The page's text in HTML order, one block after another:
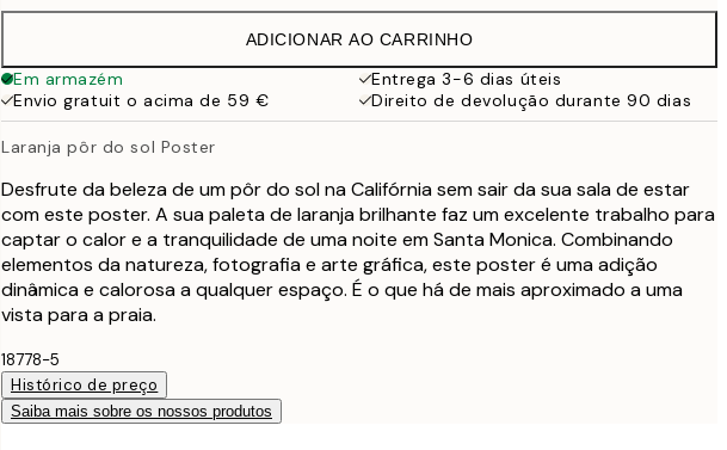
32,45 €
ADICIONAR AO CARRINHO
Em armazém
Entrega 3-6 dias úteis
Envio gratuit o acima de 59 €
Direito de devolução durante 90 dias
Laranja pôr do sol Poster
Desfrute da beleza de um pôr do sol na Califórnia sem sair da sua sala de estar
com este poster. A sua paleta de laranja brilhante faz um excelente trabalho para
captar o calor e a tranquilidade de uma noite em Santa Monica. Combinando
elementos da natureza, fotografia e arte gráfica, este poster é uma adição
dinâmica e calorosa a qualquer espaço. É o que há de mais aproximado a uma
vista para a praia.
18778-5
Histórico de preço
Saiba mais sobre os nossos produtos